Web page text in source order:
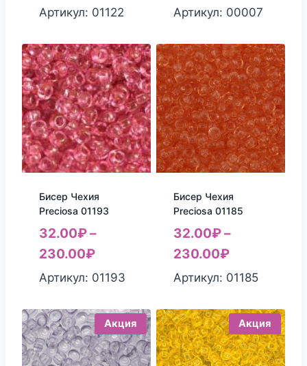
Артикул: 01122 Артикул: 00007
Бисер Чехия
Preciosa 01193
32.00₽–
230.00₽
Артикул: 01193
Бисер Чехия
Preciosa 01185
32.00₽–
230.00₽
Артикул: 01185
Акция Акция